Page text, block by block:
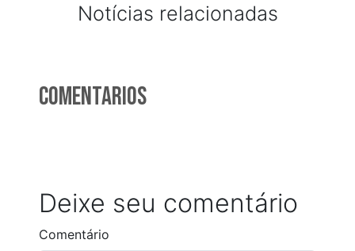
Notícias relacionadas
Comentarios
Deixe seu comentário
Comentário